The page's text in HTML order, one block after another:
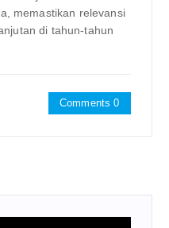
memastikan relevansi
di tahun-tahun
Comments 0